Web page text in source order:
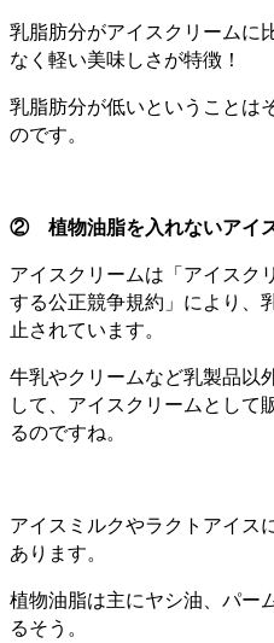
乳脂肪分がアイスクリームに
なく軽い美味しさが特徴！
乳脂肪分が低いということは
のです。
② 植物油脂を入れないアイ
アイスクリームは「アイスク
する公正競争規約」により、
止されています。
牛乳やクリームなど乳製品以
して、アイスクリームとして
るのですね。
アイスミルクやラクトアイス
あります。
植物油脂は主にヤシ油、パー
るそう。